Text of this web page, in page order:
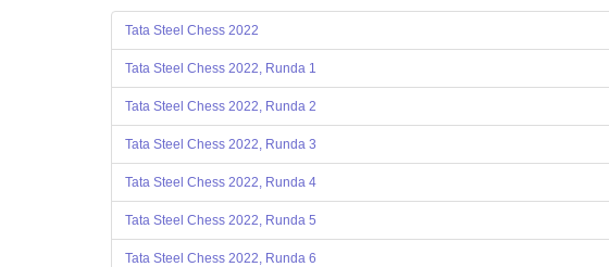
Tata Steel Chess 2022
Tata Steel Chess 2022, Runda 1
Tata Steel Chess 2022, Runda 2
Tata Steel Chess 2022, Runda 3
Tata Steel Chess 2022, Runda 4
Tata Steel Chess 2022, Runda 5
Tata Steel Chess 2022, Runda 6